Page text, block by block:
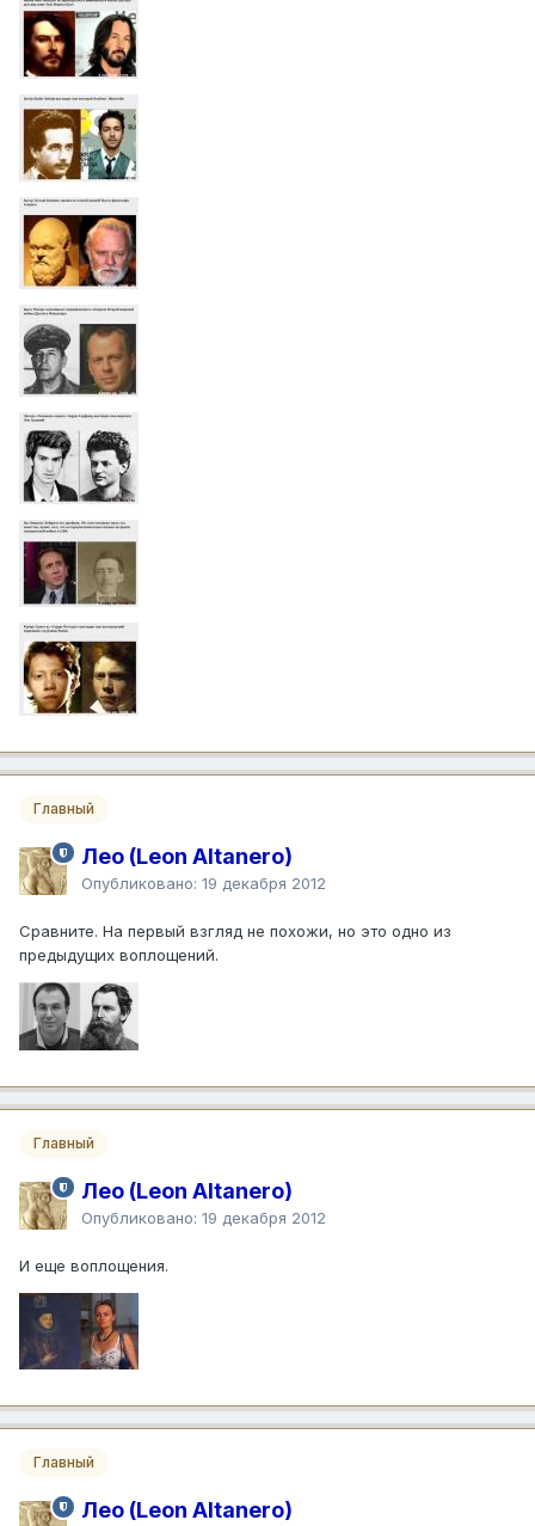
Главный
Лео (Leon Altanero)
Опубликовано: 19 декабря 2012
Сравните. На первый взгляд не похожи, но это одно из
предыдущих воплощений.
Главный
Лео (Leon Altanero)
Опубликовано: 19 декабря 2012
И еще воплощения.
Главный
Лео (Leon Altanero)